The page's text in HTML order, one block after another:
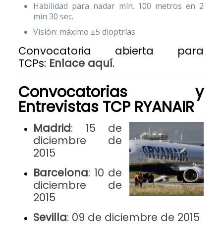
Habilidad para nadar mín. 100 metros en 2
min 30 sec.
Visión: máximo ±5 dioptrías.
Convocatoria abierta para
TCPs: Enlace aquí.
Convocatorias y
Entrevistas TCP RYANAIR
Madrid: 15 de
diciembre de
2015
Barcelona: 10 de
diciembre de
2015
Sevilla: 09 de diciembre de 2015